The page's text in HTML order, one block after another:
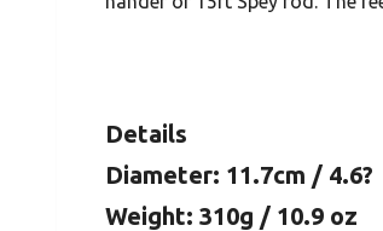
Details
Diameter: 11.7cm / 4.6?
Weight: 310g / 10.9 oz